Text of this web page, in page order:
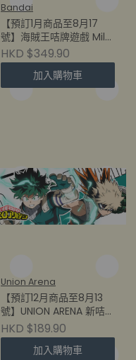
Bandai
【預訂1月商品至8月17
號】海賊王咭牌遊戲 Milk
Box 第二彈【AC-02】
(4582770123951)
HKD $349.90
加入購物車
Union Arena
【預訂12月商品至8月13
號】UNION ARENA 新咭精
選套裝 我的英雄學園
(4582770078725)
HKD $189.90
加入購物車